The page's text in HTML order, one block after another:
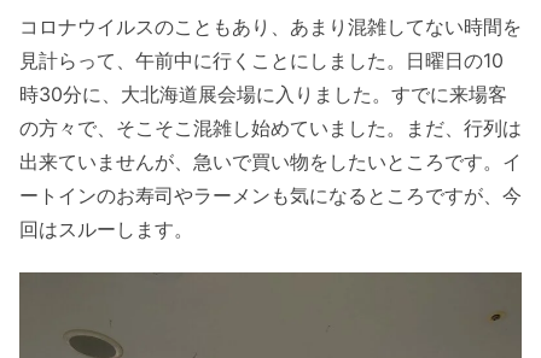
コロナウイルスのこともあり、あまり混雑してない時間を
見計らって、午前中に行くことにしました。日曜日の10
時30分に、大北海道展会場に入りました。すでに来場客
の方々で、そこそこ混雑し始めていました。まだ、行列は
出来ていませんが、急いで買い物をしたいところです。イ
ートインのお寿司やラーメンも気になるところですが、今
回はスルーします。